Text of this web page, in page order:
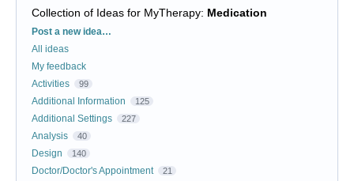
Collection of Ideas for MyTherapy: Medication
Categories
Post a new idea…
All ideas
My feedback
Activities
99
Additional Information 125
Additional Settings 227
Analysis 40
Design 140
Doctor/Doctor's Appointment 21